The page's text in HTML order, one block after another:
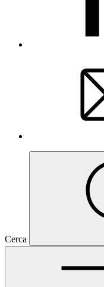
Cerca